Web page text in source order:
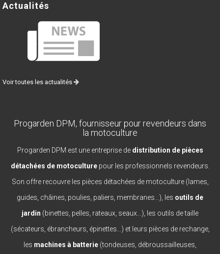
Actualités
Voir toutes les actualités
Progarden DPM, fournisseur pour revendeurs dans
la motoculture
Progarden DPM est une entreprise de distribution de pièces
détachées de motoculturepour les professionnels revendeurs.
Son offre recouvre les pièces détachées de motoculture (lames,
guides, châines, poulies, paliers, membranes...), les outils de
jardin (binettes, pelles, rateaux, seaux...), les outils de taille
(sécateurs, ébrancheurs, épinettes...) et leurs pièces de rechange,
les machines à batterie (tondeuses, débroussailleuses,